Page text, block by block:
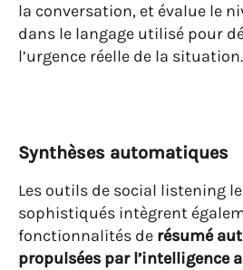
la conversation, et évalue le
dans le langage utilisé pour
l’urgence réelle de la situation.
Synthèses automatiques
Les outils de social listening
sophistiqués intègrent
fonctionnalités de résumé
propulsées par l’intelligence